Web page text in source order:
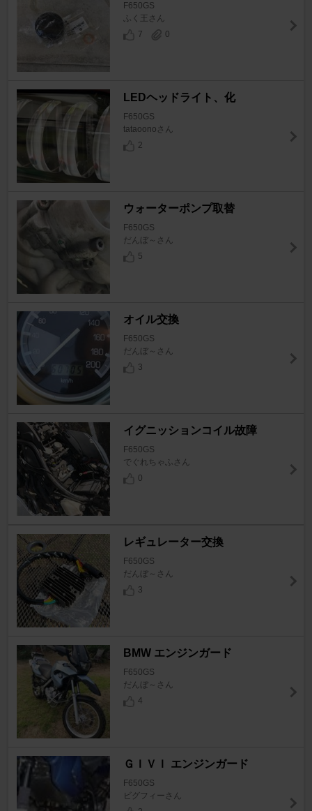
F650GS
ふく王さん
7
0
LEDヘッドライト、化
F650GS
tataoonoさん
2
ウォーターポンプ取替
F650GS
だんぼ～さん
5
オイル交換
F650GS
だんぼ～さん
3
イグニッションコイル故障
F650GS
でぐれちゃふさん
0
レギュレーター交換
F650GS
だんぼ～さん
3
BMW エンジンガード
F650GS
だんぼ～さん
4
ＧＩＶＩ エンジンガード
F650GS
ビグフィーさん